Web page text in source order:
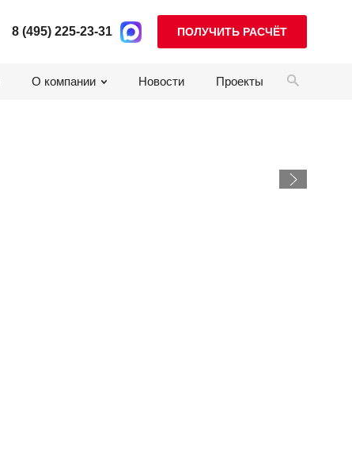
8 (495) 225-23-31 ПОЛУЧИТЬ РАСЧЁТ
О компании Новости Проекты